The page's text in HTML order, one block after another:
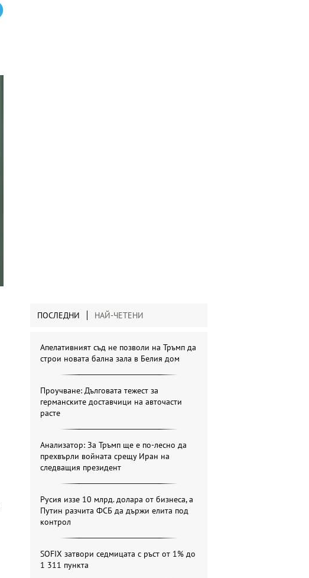
ПОСЛЕДНИ НАЙ-ЧЕТЕНИ
Апелативният съд не позволи на Тръмп да
строи новата бална зала в Белия дом
Проучване: Дълговата тежест за
германските доставчици на авточасти
расте
Анализатор: За Тръмп ще е по-лесно да
прехвърли войната срещу Иран на
следващия президент
Русия иззе 10 млрд. долара от бизнеса, а
Путин разчита ФСБ да държи елита под
контрол
SOFIX затвори седмицата с ръст от 1% до
1 311 пункта